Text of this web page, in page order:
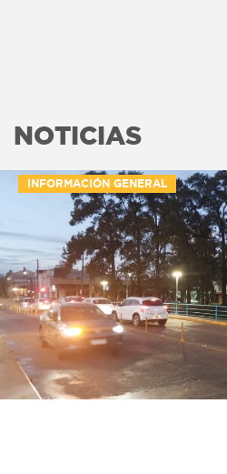
NOTICIAS
INFORMACIÓN GENERAL